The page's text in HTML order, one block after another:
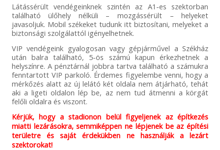
Látássérült vendégeinknek szintén az A1-es szektorban
található ülőhely nélküli – mozgássérült – helyeket
javasoljuk. Mobil székeket tudunk itt biztosítani, melyeket a
biztonsági szolgálattól igényelhetnek.
VIP vendégeink gyalogosan vagy gépjárművel a Székház
után balra található, 5-ös számú kapun érkezhetnek a
helyszínre. A pénztárnál jobbra tartva található a számukra
fenntartott VIP parkoló. Érdemes figyelembe venni, hogy a
mérkőzés alatt az új lelátó két oldala nem átjárható, tehát
aki a ligeti oldalon lép be, az nem tud átmenni a körgát
felőli oldalra és viszont.
Kérjük, hogy a stadionon belül figyeljenek az építkezés
miatti lezárásokra, semmiképpen ne lépjenek be az építési
területre és saját érdekükben ne használják a lezárt
szektorokat!